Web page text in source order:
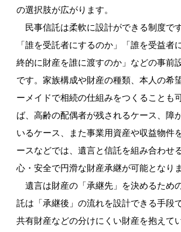
の選択肢が広がります。
民事信託は柔軟に設計ができる制度で
「誰を受託者にするのか」「誰を受益者
終的に財産を誰に渡すのか」などの事前
です。家族構成や財産の種類、本人の希
ーメイドで相続の仕組みをつくることも
ば、高齢の配偶者が残されるケース、障
いるケース、また事業用資産や収益物件
ースなどでは、遺言と信託を組み合わせ
心・安全で円滑な財産承継が可能となりま
遺言は財産の「承継先」を決めるため
託は「承継後」の流れを設計できる手段
共有財産などの分けにくい財産を抱えて